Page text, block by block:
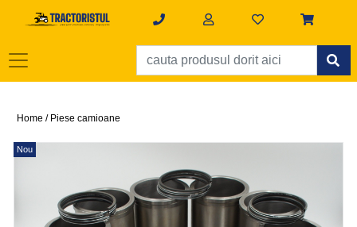
Home / Piese camioane
Nou